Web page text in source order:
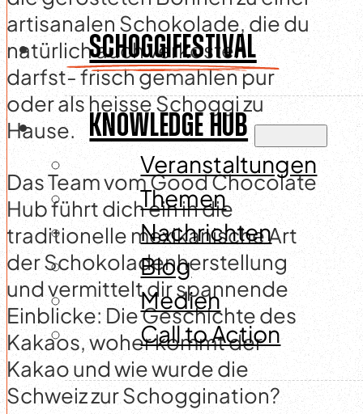
SCHOGGIFESTIVAL
KNOWLEDGE HUB
Veranstaltungen
Themen
Nachrichten
Blog
Medien
Call to Action
artisanalen Schokolade, die du
natürlich auch verkosten
darfst- frisch gemahlen pur
oder als heisse Schoggi zu
Hause.
Das Team vom Good Chocolate
Hub führt dich ein in die
traditionelle mexikanische Art
der Schokoladenherstellung
und vermittelt dir spannende
Einblicke: Die Geschichte des
Kakaos, woher kommt der
Kakao und wie wurde die
Schweiz zur Schoggination?